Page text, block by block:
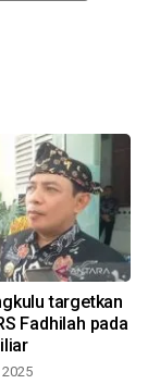
targetkan
Fadhilah pada